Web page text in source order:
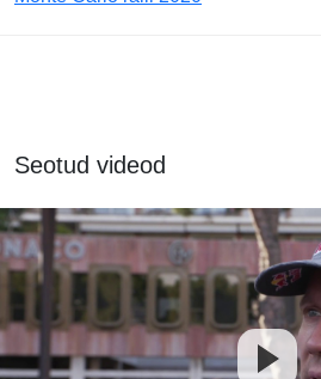
Seotud videod